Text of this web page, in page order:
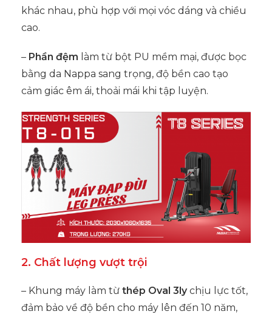
khác nhau, phù hợp với mọi vóc dáng và chiều
cao.
– Phần đệm làm từ bột PU mềm mại, được bọc
bằng da Nappa sang trọng, độ bền cao tạo
cảm giác êm ái, thoải mái khi tập luyện.
2. Chất lượng vượt trội
– Khung máy làm từ thép Oval 3lychịu lực tốt,
đảm bảo về độ bền cho máy lên đến 10 năm,